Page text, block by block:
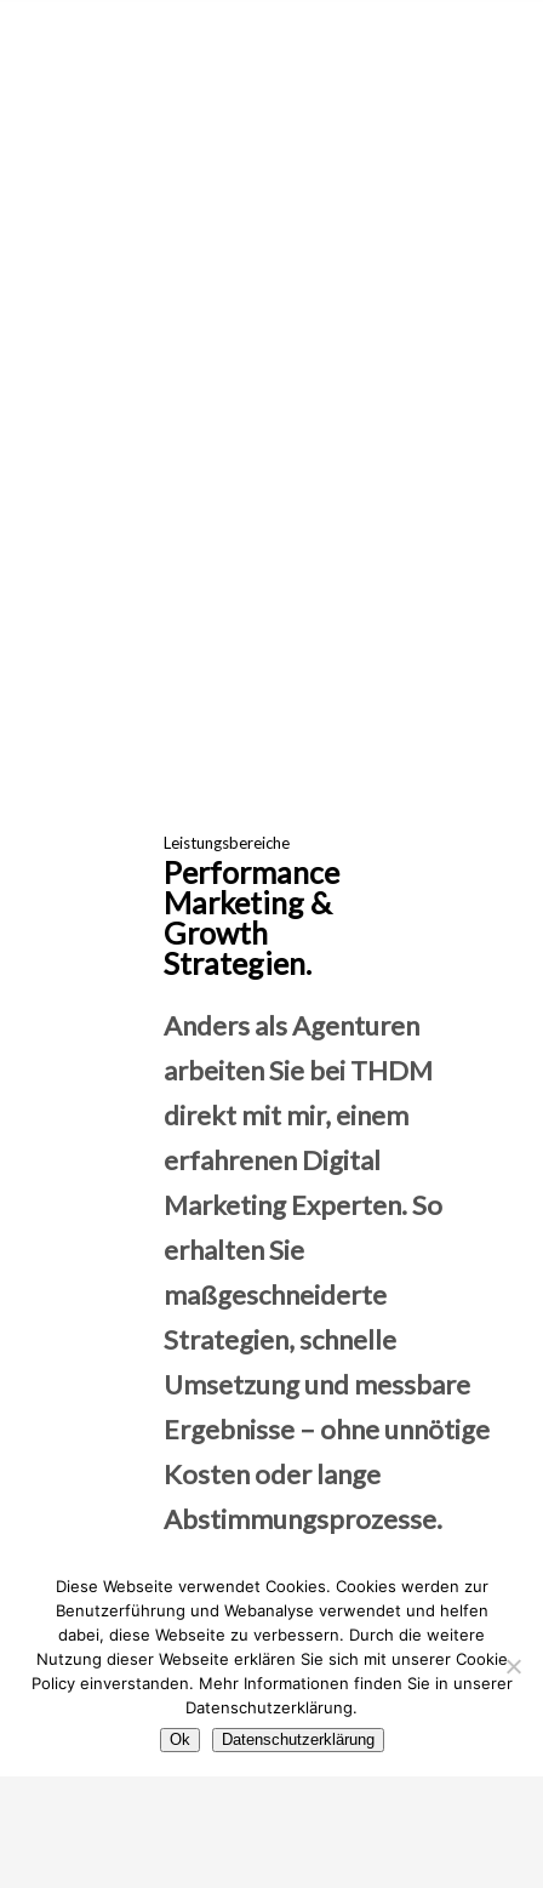
Leistungsbereiche
Performance
Marketing &
Growth
Strategien.
Anders als Agenturen
arbeiten Sie bei THDM
direkt mit mir, einem
erfahrenen Digital
Marketing Experten. So
erhalten Sie
maßgeschneiderte
Strategien, schnelle
Umsetzung und messbare
Ergebnisse – ohne unnötige
Kosten oder lange
Abstimmungsprozesse.
Diese Webseite verwendet Cookies. Cookies werden zur
Benutzerführung und Webanalyse verwendet und helfen
dabei, diese Webseite zu verbessern. Durch die weitere
Nutzung dieser Webseite erklären Sie sich mit unserer Cookie
Policy einverstanden. Mehr Informationen finden Sie in unserer
Datenschutzerklärung.
Ok Datenschutzerklärung